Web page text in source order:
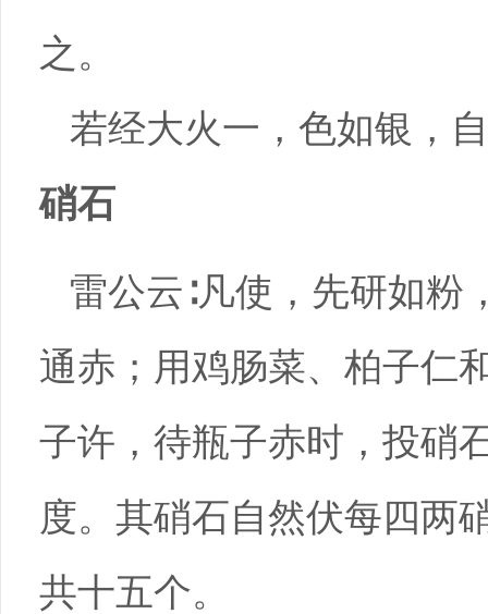
之。
若经大火一，色如银，
硝石
雷公云∶凡使，先研如粉
通赤；用鸡肠菜、柏子仁
子许，待瓶子赤时，投硝
度。其硝石自然伏每四两
共十五个。